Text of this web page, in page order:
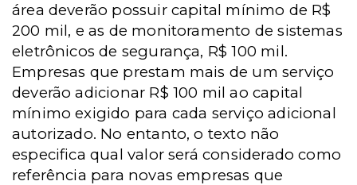
área deverão possuir capital mínimo de R$
200 mil, e as de monitoramento de sistemas
eletrônicos de segurança, R$ 100 mil.
Empresas que prestam mais de um serviço
deverão adicionar R$ 100 mil ao capital
mínimo exigido para cada serviço adicional
autorizado. No entanto, o texto não
especifica qual valor será considerado como
referência para novas empresas que